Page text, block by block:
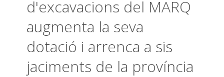
d'excavacions del MARQ
augmenta la seva
dotació i arrenca a sis
jaciments de la província